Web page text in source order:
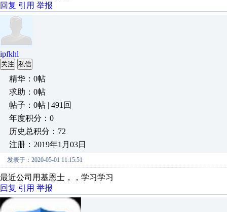
回复 引用 举报
ipfkhl
关注 私信
精华：0帖
求助：0帖
帖子：0帖 | 491回
年度积分：0
历史总积分：72
注册：2019年1月03日
发表于：2020-05-01 11:15:51
最近公司用基恩士，，学习学习
回复 引用 举报